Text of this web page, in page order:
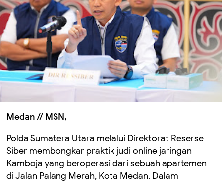
Medan // MSN,
Polda Sumatera Utara melalui Direktorat Reserse
Siber membongkar praktik judi online jaringan
Kamboja yang beroperasi dari sebuah apartemen
di Jalan Palang Merah, Kota Medan. Dalam